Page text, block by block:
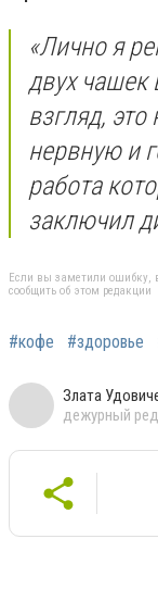
«Лично я
двух чашек
взгляд,
нервную и
работа
заключил
Если вы заметили ошибку,
сообщить об этом редакции
#кофе #здоровье
Злата
дежурный